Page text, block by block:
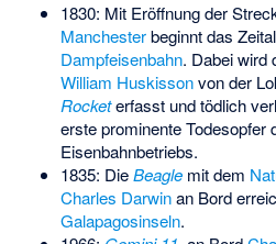
1830: Mit Eröffnung der
Manchesterbeginnt das
Dampfeisenbahn. Dabei wird
William Huskissonvon der
Rocketerfasst und tödlich
erste prominente Todesopfer
Eisenbahnbetriebs.
1835: DieBeaglemit dem
Charles Darwinan Bord
Galapagosinseln.